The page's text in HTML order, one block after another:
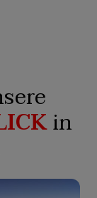
in